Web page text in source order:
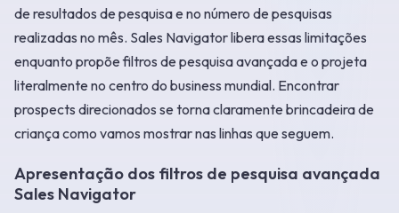
de resultados de pesquisa e no número de pesquisas
realizadas no mês. Sales Navigator libera essas limitações
enquanto propõe filtros de pesquisa avançada e o projeta
literalmente no centro do business mundial. Encontrar
prospects direcionados se torna claramente brincadeira de
criança como vamos mostrar nas linhas que seguem.
Apresentação dos filtros de pesquisa avançada
Sales Navigator